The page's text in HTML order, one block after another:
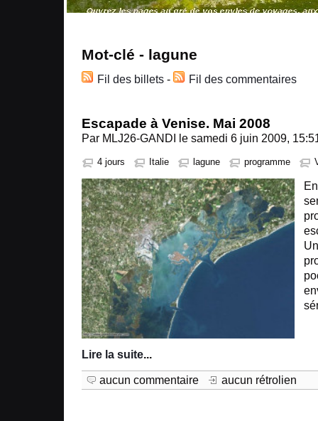
Mot-clé - lagune
Fil des billets - Fil des commentaires
Escapade à Venise. Mai 2008
Par MLJ26-GANDI le samedi 6 juin 2009,
4 jours Italie lagune programme
Lire la suite...
aucun commentaire
aucun rétrolien